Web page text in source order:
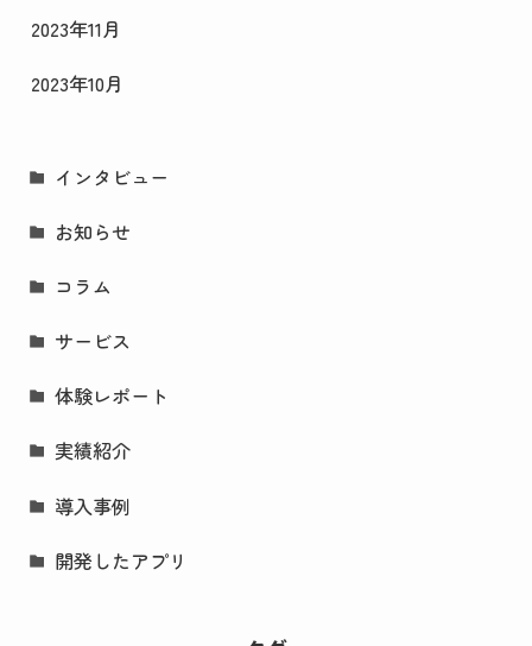
2023年11月
2023年10月
インタビュー
お知らせ
コラム
サービス
体験レポート
実績紹介
導入事例
開発したアプリ